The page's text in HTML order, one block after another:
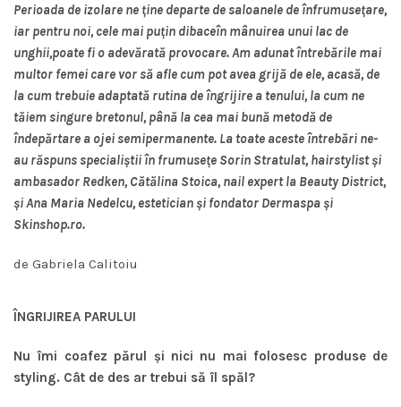
Perioada de izolare ne ţine departe de saloanele de înfrumuseţare,
iar pentru noi, cele mai puţin dibaceîn mânuirea unui lac de
unghii,poate fi o adevărată provocare. Am adunat întrebările mai
multor femei care vor să afle cum pot avea grijă de ele, acasă, de
la cum trebuie adaptată rutina de îngrijire a tenului, la cum ne
tăiem singure bretonul, până la cea mai bună metodă de
îndepărtare a ojei semipermanente. La toate aceste întrebări ne-
au răspuns specialiştii în frumuseţe Sorin Stratulat, hairstylist şi
ambasador Redken, Cătălina Stoica, nail expert la Beauty District,
şi Ana Maria Nedelcu, estetician şi fondator Dermaspa şi
Skinshop.ro.
de Gabriela Calitoiu
ÎNGRIJIREA PARULUI
Nu îmi coafez părul şi nici nu mai folosesc produse de
styling. Cât de des ar trebui să îl spăl?